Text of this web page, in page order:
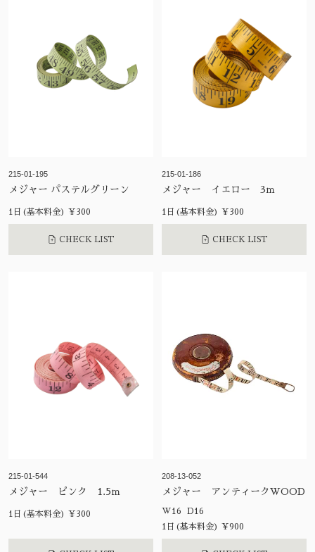
215-01-195
メジャー パステルグリーン
1日(基本料金) ¥300
CHECK LIST
215-01-186
メジャー イエロー 3ｍ
1日(基本料金) ¥300
CHECK LIST
215-01-544
メジャー ピンク 1.5ｍ
1日(基本料金) ¥300
208-13-052
メジャー アンティークWOOD
W16 D16
1日(基本料金) ¥900